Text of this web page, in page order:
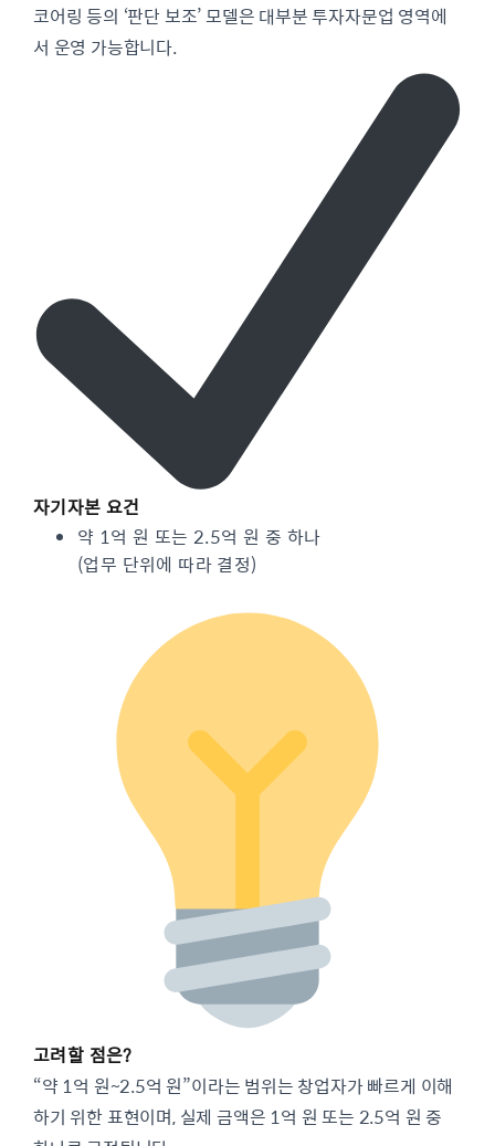
코어링 등의 ‘판단 보조’ 모델은 대부분 투자자문업 영역에
서 운영 가능합니다.
자기자본 요건
약 1억 원 또는 2.5억 원 중 하나
(업무 단위에 따라 결정)
고려할 점은?
“약 1억 원~2.5억 원”이라는 범위는 창업자가 빠르게 이해
하기 위한 표현이며, 실제 금액은 1억 원 또는 2.5억 원 중